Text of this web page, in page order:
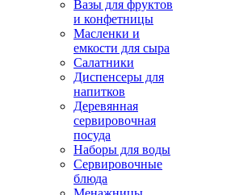
Вазы для фруктов
и конфетницы
Масленки и
емкости для сыра
Салатники
Диспенсеры для
напитков
Деревянная
сервировочная
посуда
Наборы для воды
Сервировочные
блюда